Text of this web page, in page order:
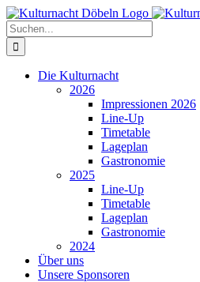
Zum
Inhalt
springen
Suche
nach:
Die Kulturnacht
2026
Impressionen 2026
Line-Up
Timetable
Lageplan
Gastronomie
2025
Line-Up
Timetable
Lageplan
Gastronomie
2024
Über uns
Unsere Sponsoren